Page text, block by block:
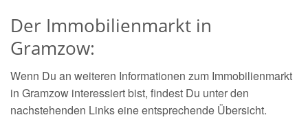
Der Immobilienmarkt in
Gramzow:
Wenn Du an weiteren Informationen zum Immobilienmarkt
in Gramzow interessiert bist, findest Du unter den
nachstehenden Links eine entsprechende Übersicht.